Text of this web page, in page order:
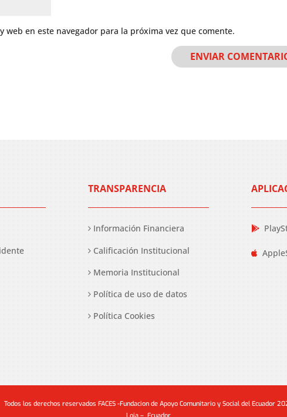
web en este navegador para la próxima vez que comente.
TRANSPARENCIA
Información Financiera
Calificación Institucional
Memoria Institucional
Política de uso de datos
Política Cookies
Todos los derechos reservados FACES -Fundacion de Apoyo Comunitario y Social del Ecuador